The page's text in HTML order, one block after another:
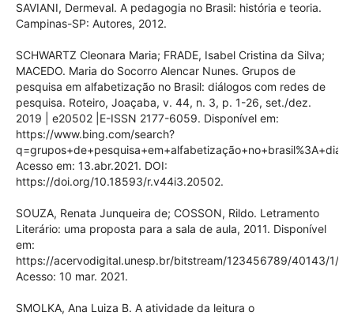
SAVIANI, Dermeval. A pedagogia no Brasil: história e teoria.
Campinas-SP: Autores, 2012.
SCHWARTZ Cleonara Maria; FRADE, Isabel Cristina da Silva;
MACEDO. Maria do Socorro Alencar Nunes. Grupos de
pesquisa em alfabetização no Brasil: diálogos com redes de
pesquisa. Roteiro, Joaçaba, v. 44, n. 3, p. 1-26, set./dez.
2019 | e20502 |E-ISSN 2177-6059. Disponível em:
https://www.bing.com/search?
Acesso em: 13.abr.2021. DOI:
https://doi.org/10.18593/r.v44i3.20502.
SOUZA, Renata Junqueira de; COSSON, Rildo. Letramento
Literário: uma proposta para a sala de aula, 2011. Disponível
em:
https://acervodigital.unesp.br/bitstream/123456789/40143/1/
Acesso: 10 mar. 2021.
SMOLKA, Ana Luiza B. A atividade da leitura o